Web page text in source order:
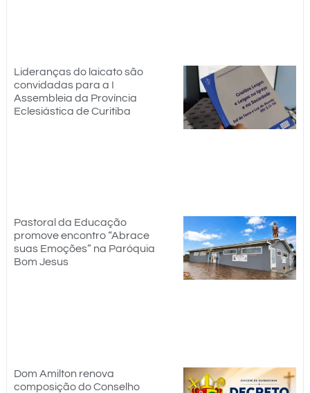
Lideranças do laicato são
convidadas para a I
Assembleia da Província
Eclesiástica de Curitiba
Pastoral da Educação
promove encontro “Abrace
suas Emoções” na Paróquia
Bom Jesus
Dom Amilton renova
composição do Conselho